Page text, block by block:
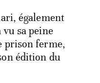
également
vu sa peine
prison ferme,
édition du